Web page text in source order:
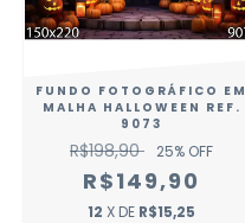
FUNDO FOTOGRÁFICO EM
MALHA HALLOWEEN REF.
9073
R$198,90 25% OFF
R$149,90
12 X DE R$15,25